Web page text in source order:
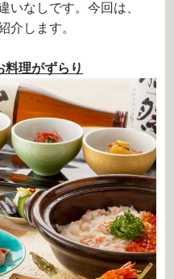
いなしです。今回は、
介します。
料理がずらり